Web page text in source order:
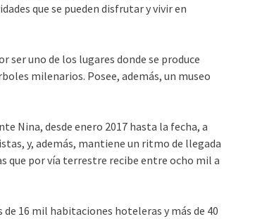
que se pueden disfrutar y vivir en
ser uno de los lugares donde se produce
milenarios. Posee, además, un museo
Nina, desde enero 2017 hasta la fecha, a
y, además, mantiene un ritmo de llegada
que por vía terrestre recibe entre ocho mil a
16 mil habitaciones hoteleras y más de 40